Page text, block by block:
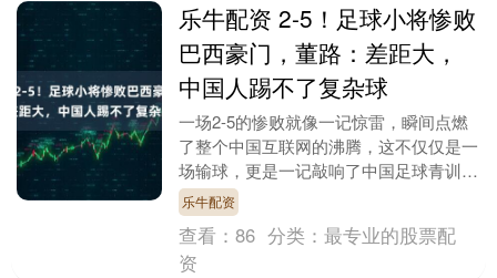
乐牛配资 2-5！足球小将惨败
巴西豪门，董路：差距大，
中国人踢不了复杂球
一场2-5的惨败就像一记惊雷，瞬间点燃
了整个中国互联网的沸腾，这不仅仅是一
场输球，更是一记敲响了中国足球青训迷
惘现状的醒钟。 2026年6月10日晚，董路
带领的....
乐牛配资
查看：86 分类：最专业的股票配
资